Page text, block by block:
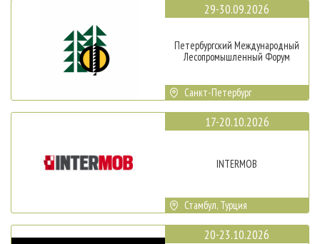
29-30.09.2026
Петербургский Международный
Лесопромышленный Форум
Санкт-Петербург
17-20.10.2026
INTERMOB
Стамбул, Турция
20-23.10.2026